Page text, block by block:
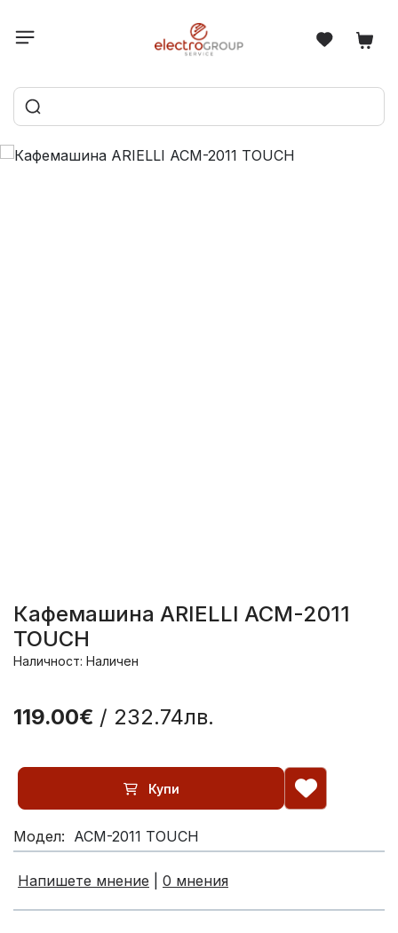
Кафемашина ARIELLI ACM-2011
TOUCH
Наличност: Наличен
119.00€ / 232.74лв.
Купи
Модел: ACM-2011 TOUCH
Напишете мнение 0 мнения